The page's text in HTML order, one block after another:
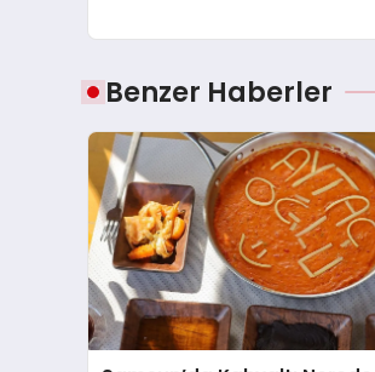
Benzer Haberler